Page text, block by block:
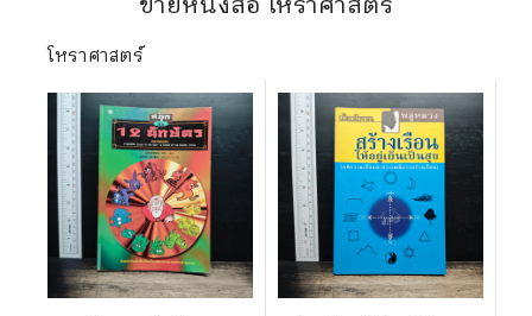
โหราศาสตร์
หนังสือทั้งหมด
สินค้าใช้เฉพาะแต้มเท่านั้น
📚 หนังสือทั่วไป
🦄 วรรณกรรม นิยาย เรื่องสั้น
🎓 การศึกษา
😼 หนังสือการ์ตูน